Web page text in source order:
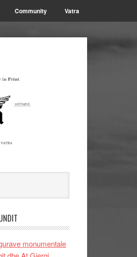
Community Vatra
monumentale